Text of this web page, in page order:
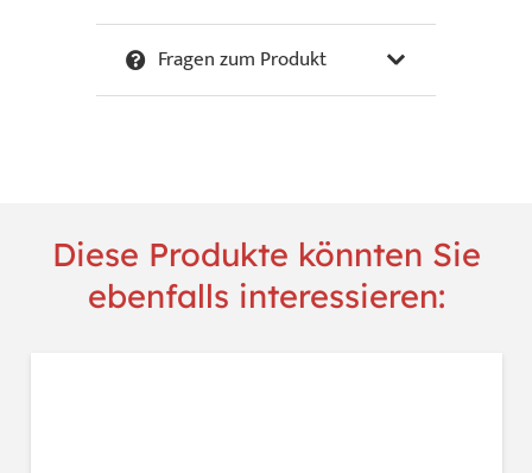
-
Popeye.Fragen zum Produkt
Diese Produkte könnten Sie
ebenfalls interessieren: